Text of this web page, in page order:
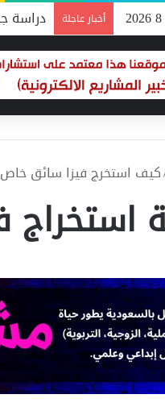
أخبار عاجلة دراسة
كيف استخرج فيزا سائق